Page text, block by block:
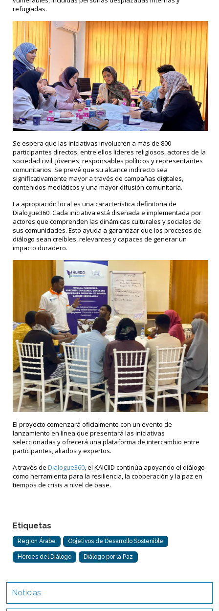
refugiadas.
Se espera que las iniciativas involucren a más de 800
participantes directos, entre ellos líderes religiosos, actores de la
sociedad civil, jóvenes, responsables políticos y representantes
comunitarios. Se prevé que su alcance indirecto sea
significativamente mayor a través de campañas digitales,
contenidos mediáticos y una mayor difusión comunitaria.
La apropiación local es una característica definitoria de
Dialogue360. Cada iniciativa está diseñada e implementada por
actores que comprenden las dinámicas culturales y sociales de
sus comunidades. Esto ayuda a garantizar que los procesos de
diálogo sean creíbles, relevantes y capaces de generar un
impacto duradero.
El proyecto comenzará oficialmente con un evento de
lanzamiento en línea que presentará las iniciativas
seleccionadas y ofrecerá una plataforma de intercambio entre
participantes, aliados y expertos.
A través deDialogue360, el KAICIID continúa apoyando el diálogo
como herramienta para la resiliencia, la cooperación y la paz en
tiempos de crisis a nivel de base.
Etiquetas
Región Árabe Objetivos de Desarrollo Sostenible
Héroes del Diálogo Diálogo por la Paz
Noticias